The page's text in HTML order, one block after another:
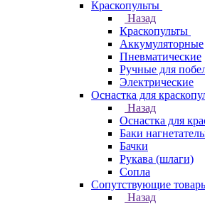
Краскопульты
Назад
Краскопульты
Аккумуляторные
Пневматические
Ручные для
Электрические
Оснастка для
Назад
Оснастка для
Баки
Бачки
Рукава (шлаги)
Сопла
Сопутствующие
Назад